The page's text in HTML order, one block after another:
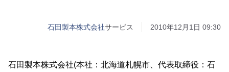
石田製本株式会社サービス 2010年12月1日 09:30
石田製本株式会社(本社：北海道札幌市、代表取締役：石